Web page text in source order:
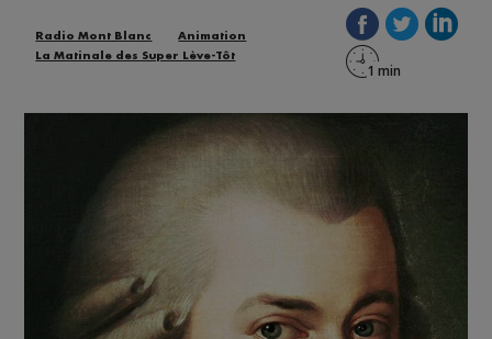
Radio Mont Blanc
Animation
La Matinale des Super Lève-Tôt